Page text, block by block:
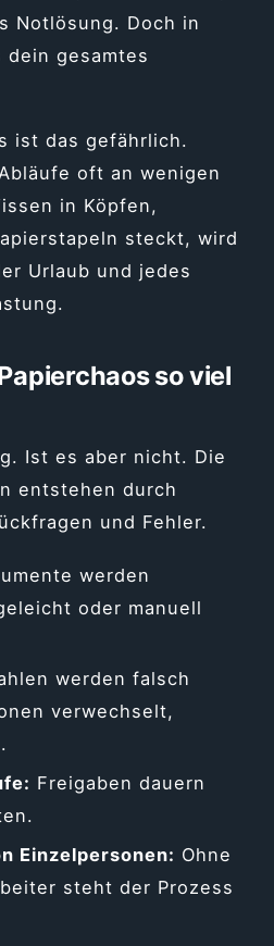
Notlösung. Doch in
dein gesamtes
ist das gefährlich.
oft an wenigen
in Köpfen,
steckt, wird
Urlaub und jedes
so viel
Ist es aber nicht. Die
entstehen durch
und Fehler.
werden
oder manuell
werden falsch
verwechselt,
Freigaben dauern
Einzelpersonen: Ohne
steht der Prozess